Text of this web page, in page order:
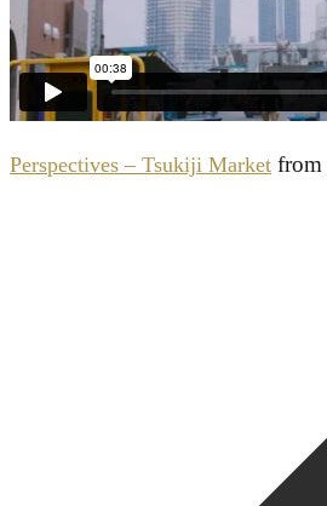
Perspectives – Tsukiji Market from